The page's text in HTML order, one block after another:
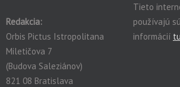
Redakcia:
Orbis Pictus Istropolitana
Miletičova 7
(Budova Saleziánov)
821 08 Bratislava
Tieto
používajú
informácií tu